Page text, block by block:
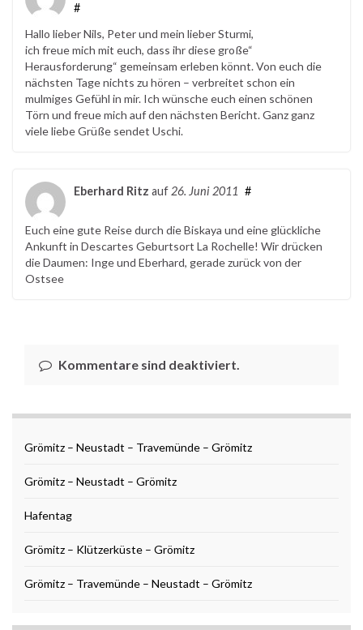
#
Hallo lieber Nils, Peter und mein lieber Sturmi,
ich freue mich mit euch, dass ihr diese große“
Herausforderung“ gemeinsam erleben könnt. Von euch die
nächsten Tage nichts zu hören – verbreitet schon ein
mulmiges Gefühl in mir. Ich wünsche euch einen schönen
Törn und freue mich auf den nächsten Bericht. Ganz ganz
viele liebe Grüße sendet Uschi.
Eberhard Ritz auf 26. Juni 2011 #
Euch eine gute Reise durch die Biskaya und eine glückliche
Ankunft in Descartes Geburtsort La Rochelle! Wir drücken
die Daumen: Inge und Eberhard, gerade zurück von der
Ostsee
Kommentare sind deaktiviert.
Grömitz – Neustadt – Travemünde – Grömitz
Grömitz – Neustadt – Grömitz
Hafentag
Grömitz – Klützerküste – Grömitz
Grömitz – Travemünde – Neustadt – Grömitz